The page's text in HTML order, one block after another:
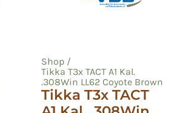
Tikka T3x TACT
Shop /
Tikka T3x TACT A1 Kal.
.308Win LL62 Coyote Brown